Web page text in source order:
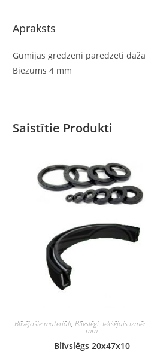
Apraksts
Gumijas gredzeni paredzēti
Biezums 4 mm
Saistītie Produkti
Blīvējošie materiāli,Blīvslēgi,Iekšējais
mm
Blīvslēgs 20x47x10